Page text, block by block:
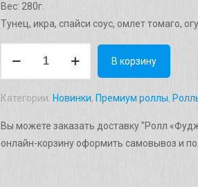
Вес: 280г.
Тунец, икра, спайси соус, омлет томаго,
"Фуджи
тунец"
В корзину
Категории: Новинки, Премиум роллы,
Вы можете заказать доставку "Ролл
онлайн-корзину оформить самовывоз и